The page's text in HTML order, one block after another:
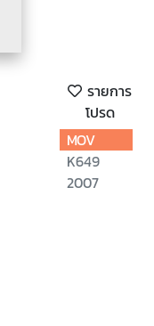
รายการ
โปรด
MOV
K649
2007